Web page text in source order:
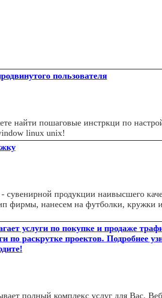
пользователя
найти пошаговые инстркци по
linux unix!
сувенирной продукции наивысшего
фирмы, нанесем на футболки, кружки
услуги по покупке и продаже
по раскрутке проектов. Подробнее
полный комплекс услуг для Вас.